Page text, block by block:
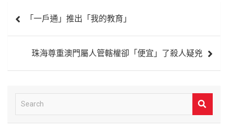
章
「一戶通」推出「我的教育」
珠海尊重澳門屬人管轄權卻「便宜」了殺人疑兇
e